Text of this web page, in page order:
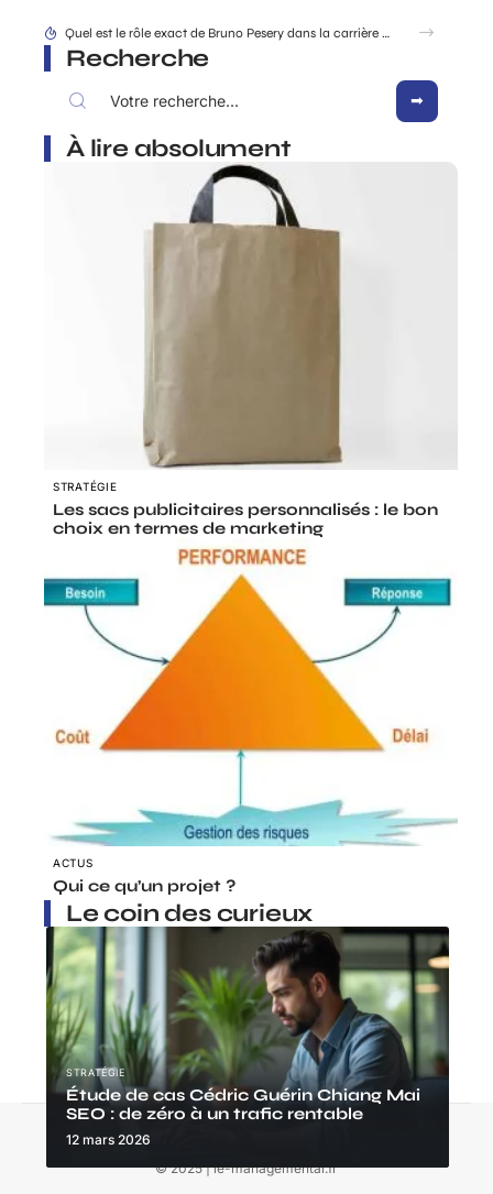
Quel est le rôle exact de Bruno Pesery dans la carrière d’Isabelle Carré ?
Recherche
À lire absolument
STRATÉGIE
Les sacs publicitaires personnalisés : le bon
choix en termes de marketing
ACTUS
Qui ce qu’un projet ?
Le coin des curieux
STRATÉGIE
Étude de cas Cédric Guérin Chiang Mai
SEO : de zéro à un trafic rentable
12 mars 2026
© 2025 | le-managemental.fr
Contact